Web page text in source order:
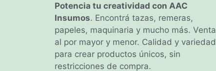
Potencia tu creatividad con AAC
Insumos. Encontrá tazas, remeras,
papeles, maquinaria y mucho más. Venta
al por mayor y menor. Calidad y variedad
para crear productos únicos, sin
restricciones de compra.